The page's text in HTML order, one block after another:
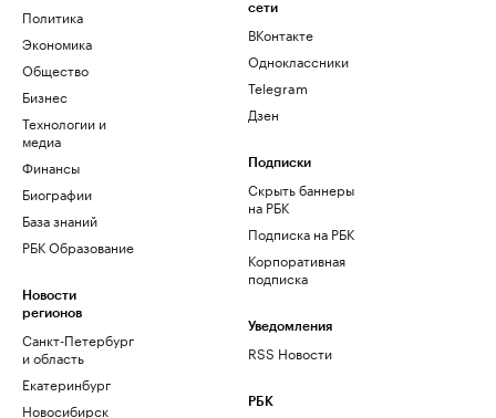
Политика
Экономика
Общество
Бизнес
Технологии и
медиа
Финансы
Биографии
База знаний
РБК Образование
Новости
регионов
Санкт-Петербург
и область
Екатеринбург
Новосибирск
сети
ВКонтакте
Одноклассники
Telegram
Дзен
Подписки
Скрыть баннеры
на РБК
Подписка на РБК
Корпоративная
подписка
Уведомления
RSS Новости
РБК